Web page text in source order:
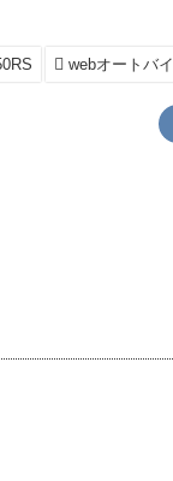
webオートバイ